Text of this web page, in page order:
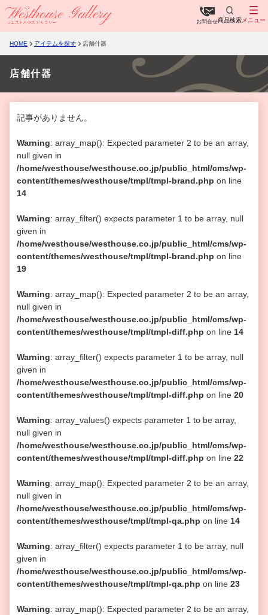
お問合せ商品検索 メニュー
HOME アイテムを探す 店舗什器
店舗什器
記事がありません。
Warning: array_map(): Expected parameter 2 to be an array,
null given in
/home/westhouse/westhouse.co.jp/public_html/cms/wp-
content/themes/westhouse/tmpl/tmpl-brand.php on line
14
Warning: array_filter() expects parameter 1 to be array, null
given in
/home/westhouse/westhouse.co.jp/public_html/cms/wp-
content/themes/westhouse/tmpl/tmpl-brand.php on line
19
Warning: array_map(): Expected parameter 2 to be an array,
null given in
/home/westhouse/westhouse.co.jp/public_html/cms/wp-
content/themes/westhouse/tmpl/tmpl-diff.php on line 14
Warning: array_filter() expects parameter 1 to be array, null
given in
/home/westhouse/westhouse.co.jp/public_html/cms/wp-
content/themes/westhouse/tmpl/tmpl-diff.php on line 20
Warning: array_values() expects parameter 1 to be array,
null given in
/home/westhouse/westhouse.co.jp/public_html/cms/wp-
content/themes/westhouse/tmpl/tmpl-diff.php on line 22
Warning: array_map(): Expected parameter 2 to be an array,
null given in
/home/westhouse/westhouse.co.jp/public_html/cms/wp-
content/themes/westhouse/tmpl/tmpl-qa.php on line 14
Warning: array_filter() expects parameter 1 to be array, null
given in
/home/westhouse/westhouse.co.jp/public_html/cms/wp-
content/themes/westhouse/tmpl/tmpl-qa.php on line 23
Warning: array_map(): Expected parameter 2 to be an array,